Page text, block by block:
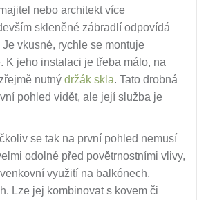
nebo architekt více
skleněné zábradlí odpovídá
vkusné, rychle se montuje
K jeho instalaci je třeba málo, na
nutný držák skla. Tato drobná
pohled vidět, ale její služba je
se tak na první pohled nemusí
odolné před povětrnostními vlivy,
využití na balkónech,
Lze jej kombinovat s kovem či